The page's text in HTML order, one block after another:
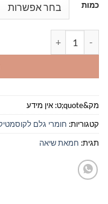
כמות
מק&quote;ט:
אין מידע
קטגוריות: חומרי גלם
תגית: חמאת שיאה